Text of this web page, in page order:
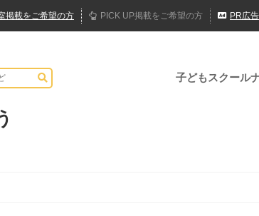
掲載をご希望の方 PICK UP掲載をご希望の方 PR広
子どもスクール